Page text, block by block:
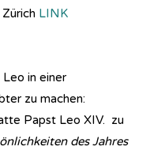
LINK
in einer
zu machen:
Papst Leo XIV. zu
des Jahres